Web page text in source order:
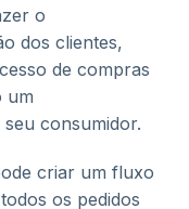
o
dos clientes,
de compras
um
consumidor.
criar um fluxo
os pedidos